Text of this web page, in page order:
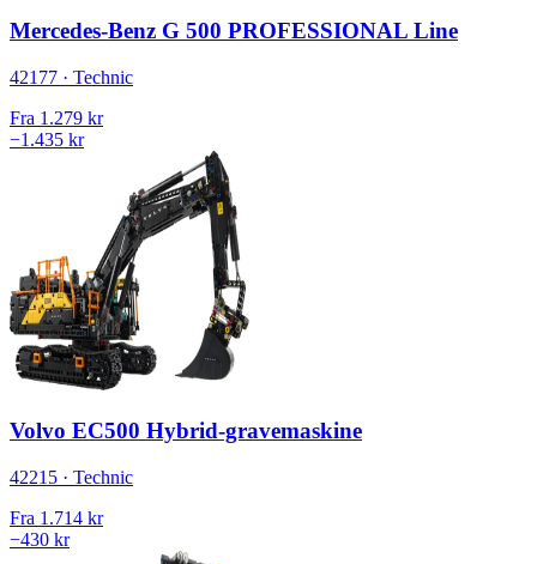
Mercedes-Benz G 500 PROFESSIONAL Line
42177 · Technic
Fra 1.279 kr
−1.435 kr
Volvo EC500 Hybrid-gravemaskine
42215 · Technic
Fra 1.714 kr
−430 kr